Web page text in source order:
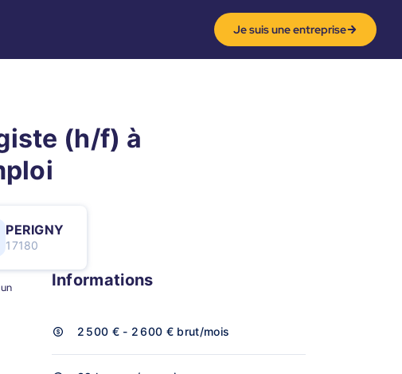
Je suis une entreprise
(h/f) à
PERIGNY
17180
Informations
2 500 € - 2 600 € brut/mois